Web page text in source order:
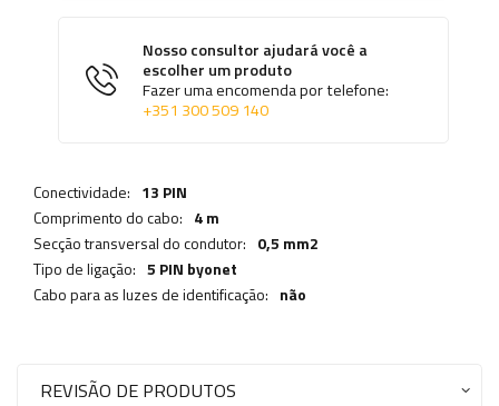
Nosso consultor ajudará você a
escolher um produto
Fazer uma encomenda por telefone:
+351 300 509 140
Conectividade: 13 PIN
Comprimento do cabo: 4 m
Secção transversal do condutor: 0,5 mm2
Tipo de ligação: 5 PIN byonet
Cabo para as luzes de identificação: não
REVISÃO DE PRODUTOS